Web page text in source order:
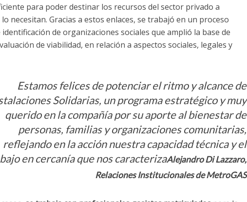
para poder destinar los recursos del sector privado a
necesitan. Gracias a estos enlaces, se trabajó en un proceso
de organizaciones sociales que amplió la base de
de viabilidad, en relación a aspectos sociales, legales y
Estamos felices de potenciar el ritmo y alcance de
Solidarias, un programa estratégico y muy
querido en la compañía por su aporte al bienestar de
personas, familias y organizaciones comunitarias,
reflejando en la acción nuestra capacidad técnica y el
en cercanía que nos caracterizaAlejandro Di Lazzaro,
Relaciones Institucionales de MetroGAS